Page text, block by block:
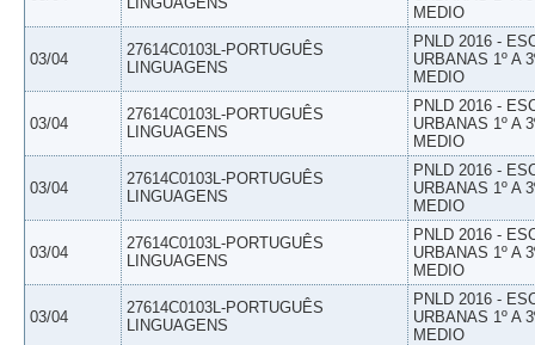
MEDIO
03/04
27614C0103L-PORTUGUÊS
LINGUAGENS
PNLD 2016 -
URBANAS 1º A
MEDIO
03/04
27614C0103L-PORTUGUÊS
LINGUAGENS
PNLD 2016 -
URBANAS 1º A
MEDIO
03/04
27614C0103L-PORTUGUÊS
LINGUAGENS
PNLD 2016 -
URBANAS 1º A
MEDIO
03/04
27614C0103L-PORTUGUÊS
LINGUAGENS
PNLD 2016 -
URBANAS 1º A
MEDIO
03/04
27614C0103L-PORTUGUÊS
LINGUAGENS
PNLD 2016 -
URBANAS 1º A
MEDIO